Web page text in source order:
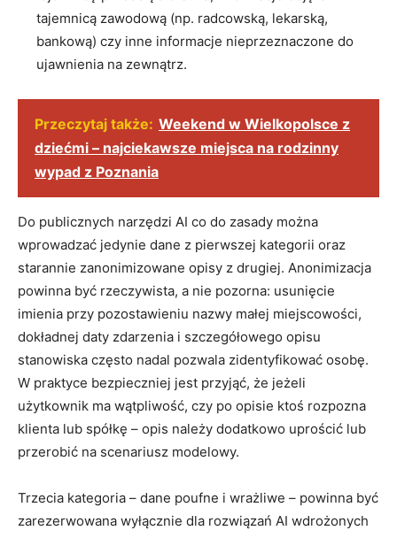
tajemnicą zawodową (np. radcowską, lekarską,
bankową) czy inne informacje nieprzeznaczone do
ujawnienia na zewnątrz.
Przeczytaj także: Weekend w Wielkopolsce z
dziećmi – najciekawsze miejsca na rodzinny
wypad z Poznania
Do publicznych narzędzi AI co do zasady można
wprowadzać jedynie dane z pierwszej kategorii oraz
starannie zanonimizowane opisy z drugiej. Anonimizacja
powinna być rzeczywista, a nie pozorna: usunięcie
imienia przy pozostawieniu nazwy małej miejscowości,
dokładnej daty zdarzenia i szczegółowego opisu
stanowiska często nadal pozwala zidentyfikować osobę.
W praktyce bezpieczniej jest przyjąć, że jeżeli
użytkownik ma wątpliwość, czy po opisie ktoś rozpozna
klienta lub spółkę – opis należy dodatkowo uprościć lub
przerobić na scenariusz modelowy.
Trzecia kategoria – dane poufne i wrażliwe – powinna być
zarezerwowana wyłącznie dla rozwiązań AI wdrożonych